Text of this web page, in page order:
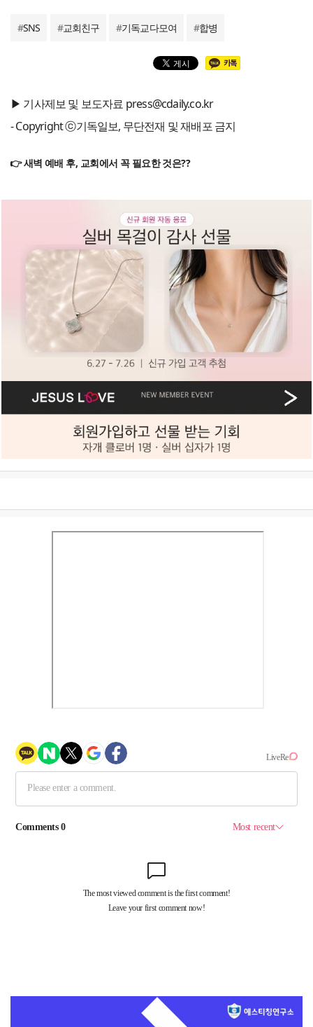
#SNS #교회친구 #기독교다모여 #합병
▶ 기사제보 및 보도자료 press@cdaily.co.kr
- Copyright ⓒ기독일보, 무단전재 및 재배포 금지
👉 새벽 예배 후, 교회에서 꼭 필요한 것은??